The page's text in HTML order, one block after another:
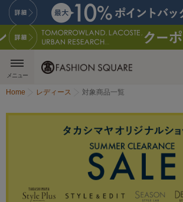
メニュー
Home レディース 対象商品一覧